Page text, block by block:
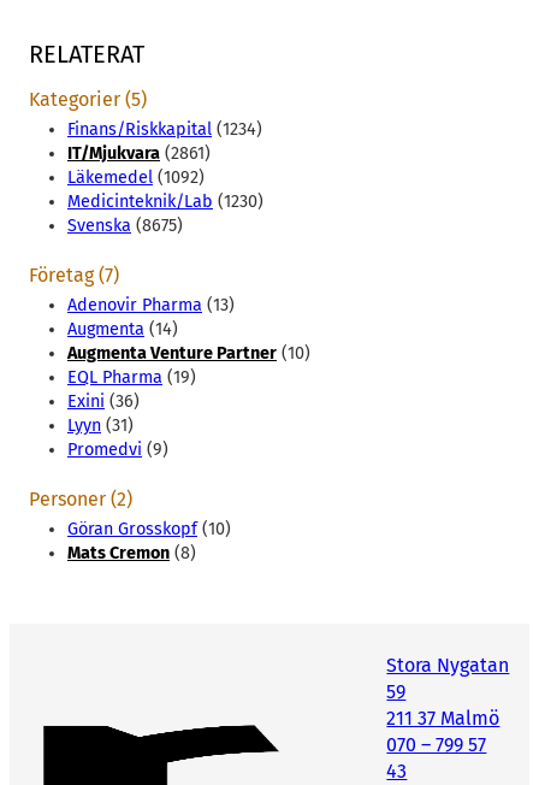
RELATERAT
Kategorier (5)
Finans/Riskkapital (1234)
IT/Mjukvara (2861)
Läkemedel (1092)
Medicinteknik/Lab (1230)
Svenska (8675)
Företag (7)
Adenovir Pharma (13)
Augmenta (14)
Augmenta Venture Partner (10)
EQL Pharma (19)
Exini (36)
Lyyn (31)
Promedvi (9)
Personer (2)
Göran Grosskopf(10)
Mats Cremon (8)
Stora Nygatan
59
211 37 Malmö
070 – 799 57
43